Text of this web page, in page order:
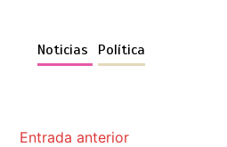
Noticias Política
Entrada anterior